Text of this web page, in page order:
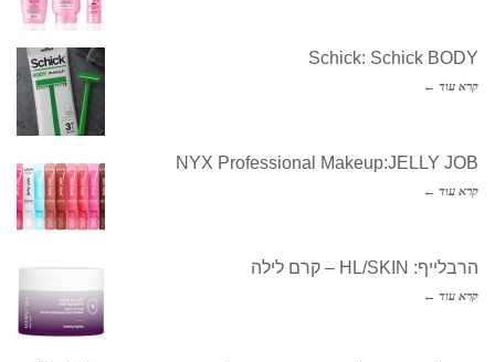
Schick: Schick BODY
קרא עוד ←
NYX Professional Makeup:JELLY JOB
קרא עוד ←
הרבלייף: HL/SKIN – קרם לילה
קרא עוד ←